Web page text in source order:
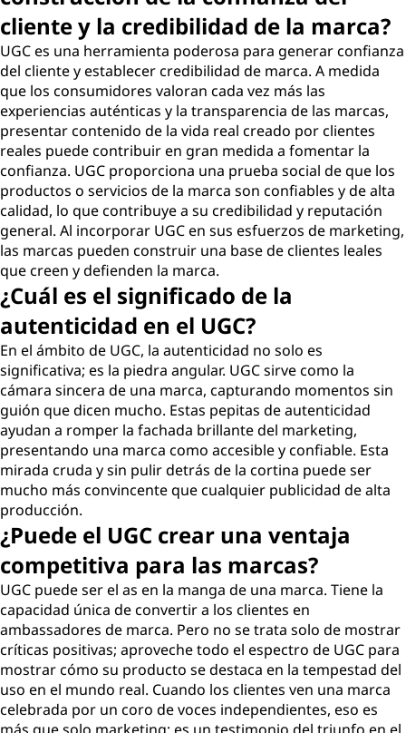
cliente y la credibilidad de la marca?
UGC es una herramienta poderosa para generar confianza
del cliente y establecer credibilidad de marca. A medida
que los consumidores valoran cada vez más las
experiencias auténticas y la transparencia de las marcas,
presentar contenido de la vida real creado por clientes
reales puede contribuir en gran medida a fomentar la
confianza. UGC proporciona una prueba social de que los
productos o servicios de la marca son confiables y de alta
calidad, lo que contribuye a su credibilidad y reputación
general. Al incorporar UGC en sus esfuerzos de marketing,
las marcas pueden construir una base de clientes leales
que creen y defienden la marca.
¿Cuál es el significado de la
autenticidad en el UGC?
En el ámbito de UGC, la autenticidad no solo es
significativa; es la piedra angular. UGC sirve como la
cámara sincera de una marca, capturando momentos sin
guión que dicen mucho. Estas pepitas de autenticidad
ayudan a romper la fachada brillante del marketing,
presentando una marca como accesible y confiable. Esta
mirada cruda y sin pulir detrás de la cortina puede ser
mucho más convincente que cualquier publicidad de alta
producción.
¿Puede el UGC crear una ventaja
competitiva para las marcas?
UGC puede ser el as en la manga de una marca. Tiene la
capacidad única de convertir a los clientes en
ambassadores de marca. Pero no se trata solo de mostrar
críticas positivas; aproveche todo el espectro de UGC para
mostrar cómo su producto se destaca en la tempestad del
uso en el mundo real. Cuando los clientes ven una marca
celebrada por un coro de voces independientes, eso es